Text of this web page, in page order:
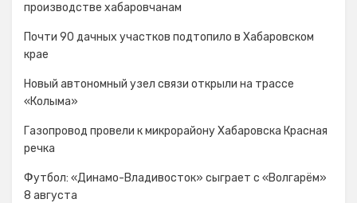
производстве хабаровчанам
Почти 90 дачных участков подтопило в Хабаровском
крае
Новый автономный узел связи открыли на трассе
«Колыма»
Газопровод провели к микрорайону Хабаровска Красная
речка
Футбол: «Динамо-Владивосток» сыграет с «Волгарём»
8 августа